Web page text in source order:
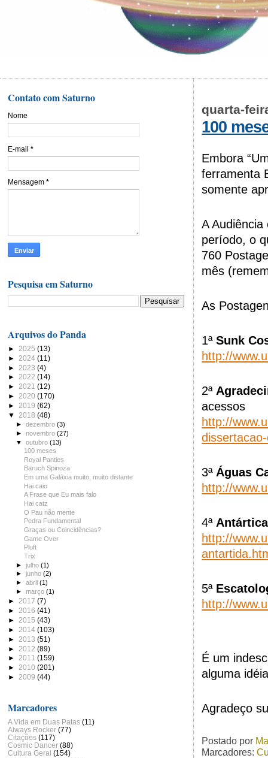
quarta-
100
Embora
ferramenta
somente
A
período, o
760
mês
As
1ªSunk
http://
2ª
acessos
http://
3ª Águas
http://
4ª
http://
5ª
http://
É um
alguma
Agradeço
Postado por
Marcadores:
Contato com Saturno
Nome
E-mail *
Mensagem *
Pesquisa em Saturno
Arquivos do Panda
► 2025 (13)
► 2024 (11)
► 2023 (4)
► 2022 (14)
► 2021 (12)
► 2020 (170)
► 2019 (62)
▼ 2018 (48)
►dezembro(3)
►novembro(27)
▼outubro(13)
100 meses
Royal Panties
Baruch Spinoza
Em uma Galáxia muito, muito distante
Hai caio
A Frase que Eu mais falo
Hai catz
O Pau não mente
Pedra Fundamental
Graças ou Coincidências?
Game Over
Pluft
Trix
►julho(1)
►junho(2)
►abril(1)
►março(1)
► 2017 (7)
► 2016 (41)
► 2015 (43)
► 2014 (103)
► 2013 (51)
► 2012 (89)
► 2011 (159)
► 2010 (201)
► 2009 (44)
Marcadores
A Vida em Duas Patas (11)
Always Rocker (77)
Citações (117)
Cosmic Dancer (88)
Cultura Geral (154)